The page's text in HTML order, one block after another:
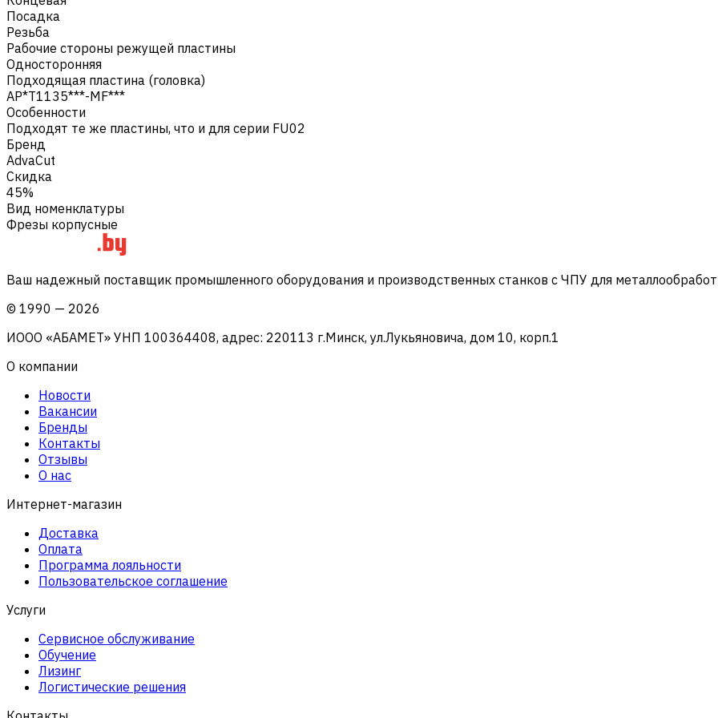
Посадка
Резьба
Рабочие стороны режущей пластины
Односторонняя
Подходящая пластина (головка)
AP*T1135***-MF***
Особенности
Подходят те же пластины, что и для серии FU02
Бренд
AdvaCut
Скидка
45%
Вид номенклатуры
Фрезы корпусные
Ваш надежный поставщик промышленного оборудования и производственных станков с ЧПУ для
© 1990 — 2026
ИООО «АБАМЕТ» УНП 100364408, адрес: 220113 г.Минск, ул.Лукьяновича, дом 10, корп.1
О компании
Новости
Вакансии
Бренды
Контакты
Отзывы
О нас
Интернет-магазин
Доставка
Оплата
Программа лояльности
Пользовательское соглашение
Услуги
Сервисное обслуживание
Обучение
Лизинг
Логистические решения